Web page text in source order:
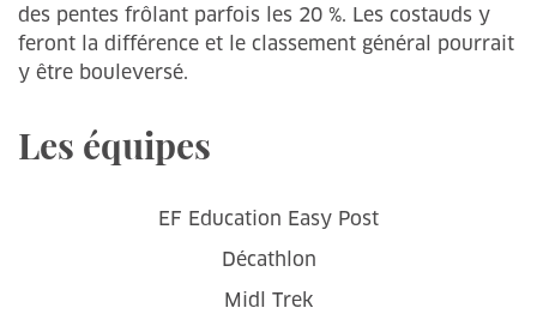
des pentes frôlant parfois les 20 %. Les costauds y
feront la différence et le classement général pourrait
y être bouleversé.
Les équipes
EF Education Easy Post
Décathlon
Midl Trek